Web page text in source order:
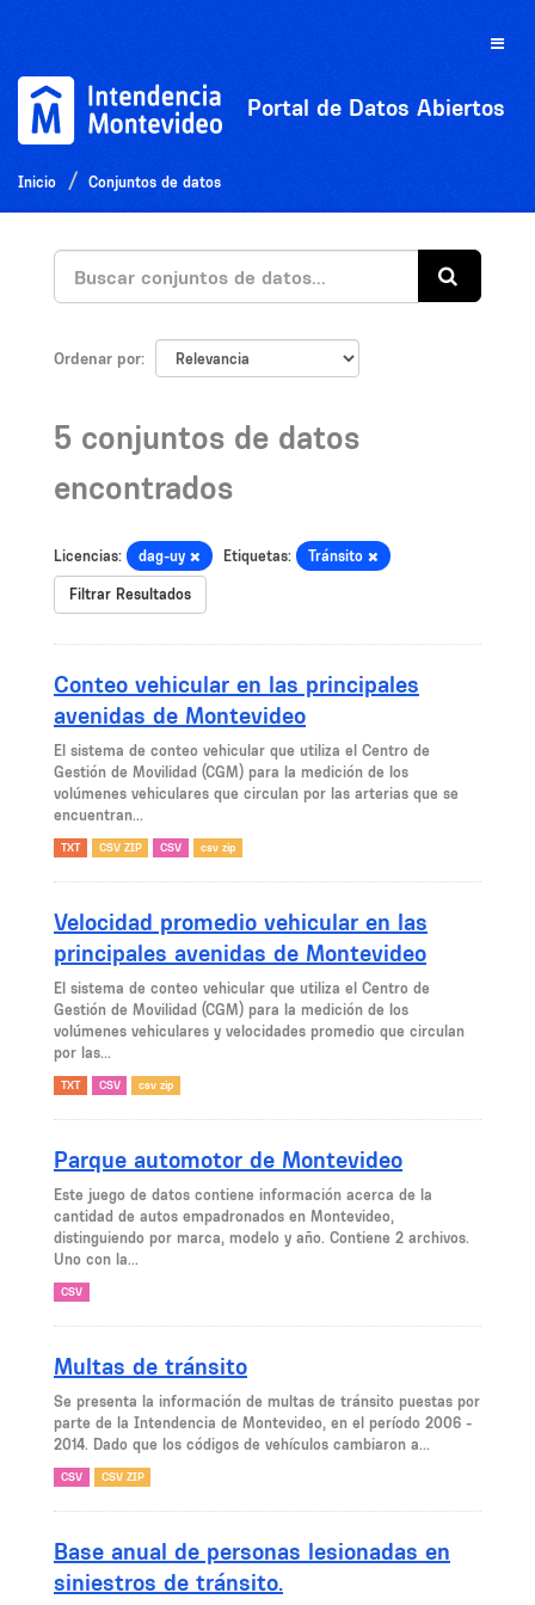
Toggle
Portal de Datos Abiertos
Inicio Conjuntos de datos
Ordenar por
5 conjuntos de datos
encontrados
Licencias: dag-uy Etiquetas: Tránsito
Filtrar Resultados
Conteo vehicular en las principales
avenidas de Montevideo
El sistema de conteo vehicular que utiliza el Centro de
Gestión de Movilidad (CGM) para la medición de los
volúmenes vehiculares que circulan por las arterias que se
encuentran...
TXT CSV ZIP CSV csv zip
Velocidad promedio vehicular en las
principales avenidas de Montevideo
El sistema de conteo vehicular que utiliza el Centro de
Gestión de Movilidad (CGM) para la medición de los
volúmenes vehiculares y velocidades promedio que circulan
por las...
TXT CSV csv zip
Parque automotor de Montevideo
Este juego de datos contiene información acerca de la
cantidad de autos empadronados en Montevideo,
distinguiendo por marca, modelo y año. Contiene 2 archivos.
Uno con la...
CSV
Multas de tránsito
Se presenta la información de multas de tránsito puestas por
parte de la Intendencia de Montevideo, en el período 2006 -
2014. Dado que los códigos de vehículos cambiaron a...
CSV CSV ZIP
Base anual de personas lesionadas en
siniestros de tránsito.